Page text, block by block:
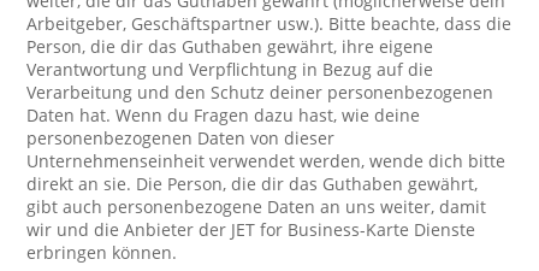
Arbeitgeber, Geschäftspartner usw.). Bitte beachte, dass die
Person, die dir das Guthaben gewährt, ihre eigene
Verantwortung und Verpflichtung in Bezug auf die
Verarbeitung und den Schutz deiner personenbezogenen
Daten hat. Wenn du Fragen dazu hast, wie deine
personenbezogenen Daten von dieser
Unternehmenseinheit verwendet werden, wende dich bitte
direkt an sie. Die Person, die dir das Guthaben gewährt,
gibt auch personenbezogene Daten an uns weiter, damit
wir und die Anbieter der JET for Business-Karte Dienste
erbringen können.